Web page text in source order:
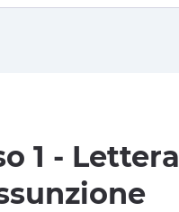
1 - Lettera